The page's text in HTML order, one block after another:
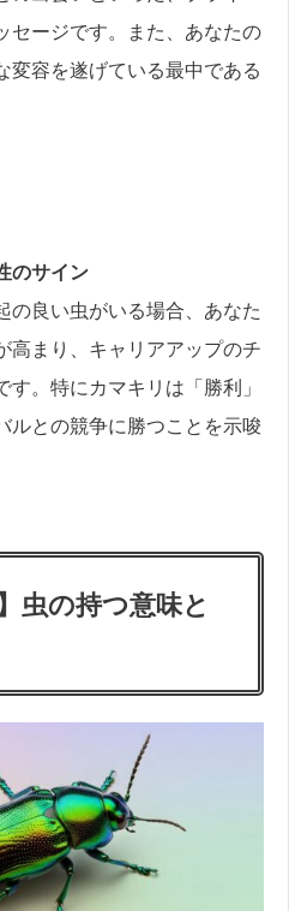
セージです。また、あなたの
変容を遂げている最中である
のサイン
の良い虫がいる場合、あなた
高まり、キャリアアップのチ
す。特にカマキリは「勝利」
ルとの競争に勝つことを示唆
虫の持つ意味と